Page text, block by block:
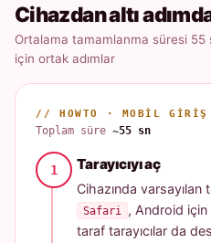
Cihazdan altı
Ortalama tamamlanma süresi 55
için ortak adımlar
// HOWTO · MOBIL
Toplam süre~55 sn
Tarayıcıyı aç
Cihazında varsayılan
Safari , Android için
taraf tarayıcılar da